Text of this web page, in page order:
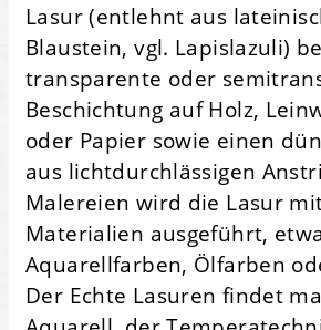
Lasur (entlehnt aus
Blaustein, vgl. Lapislazuli)
transparente oder
Beschichtung auf Holz,
oder Papier sowie einen
aus lichtdurchlässigen
Malereien wird die Lasur
Materialien ausgeführt,
Aquarellfarben, Ölfarben
Der Echte Lasuren findet